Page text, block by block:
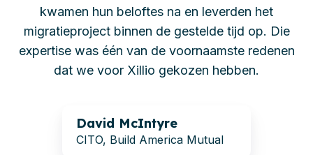
kwamen hun beloftes na en leverden het
migratieproject binnen de gestelde tijd op. Die
expertise was één van de voornaamste redenen
dat we voor Xillio gekozen hebben.
David McIntyre
CITO, Build America Mutual